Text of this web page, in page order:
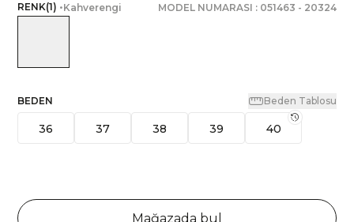
RENK(1) •Kahverengi MODEL NUMARASI : 051463 - 20324
BEDEN Beden Tablosu
36 37 38 39 40
Mağazada bul